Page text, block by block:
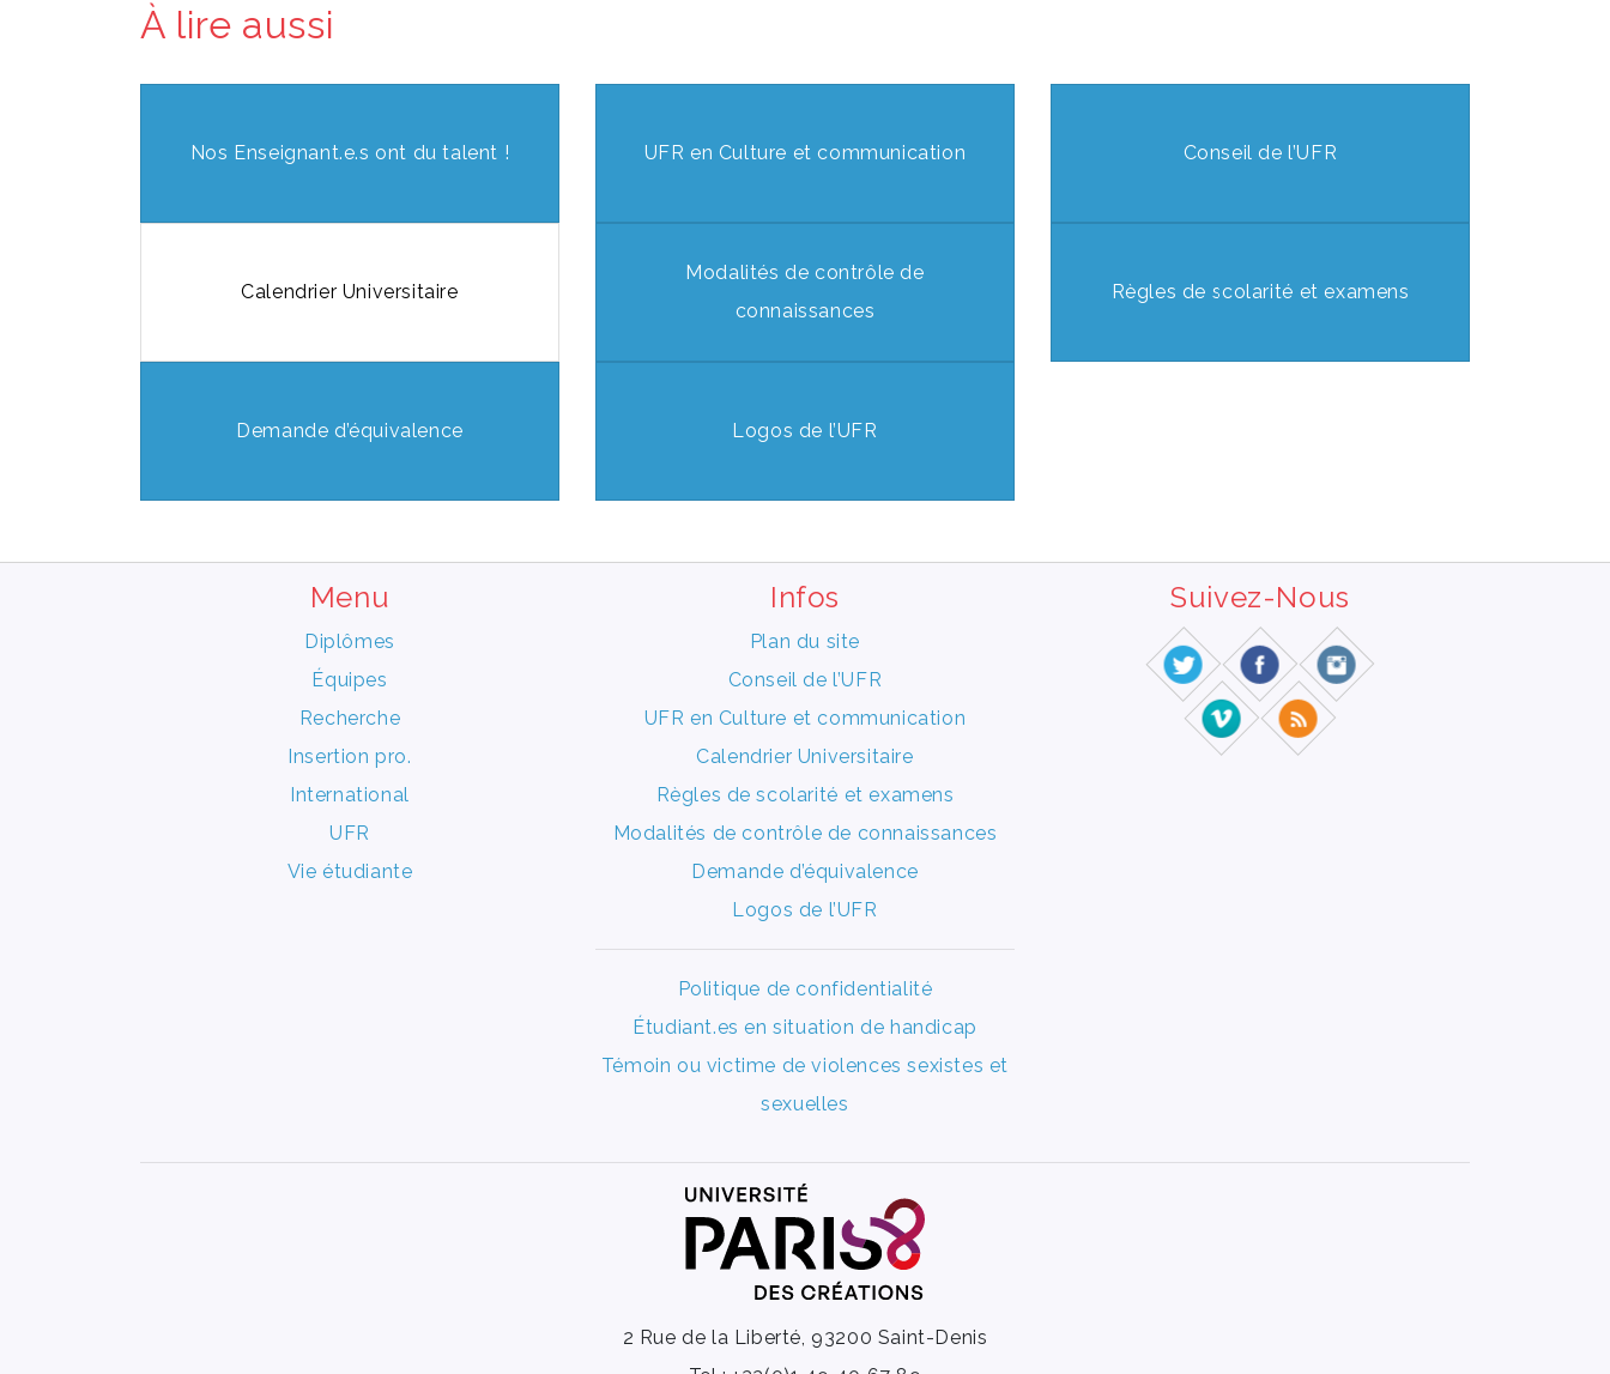
À lire aussi
Nos Enseignant.e.s ont du talent ! UFR en Culture et communication Conseil de l’UFR
Calendrier Universitaire
Modalités de contrôle de
connaissances
Règles de scolarité et examens
Demande d’équivalence Logos de l’UFR
Menu
Diplômes
Équipes
Recherche
Insertion pro.
International
UFR
Vie étudiante
Infos
Plan du site
Conseil de l’UFR
UFR en Culture et communication
Calendrier Universitaire
Règles de scolarité et examens
Modalités de contrôle de connaissances
Demande d’équivalence
Logos de l’UFR
Politique de confidentialité
Étudiant.es en situation de handicap
Témoin ou victime de violences sexistes et
sexuelles
Suivez-Nous
2 Rue de la Liberté, 93200 Saint-Denis